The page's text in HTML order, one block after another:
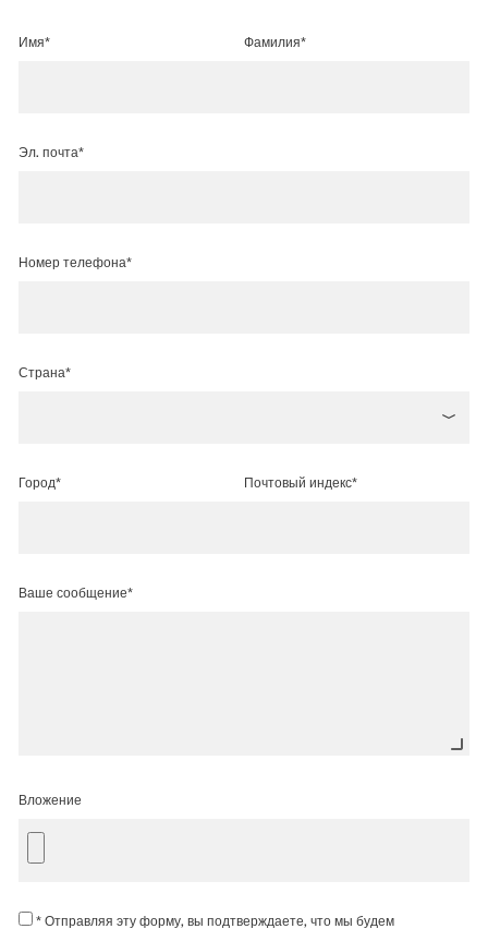
Имя* Фамилия*
Эл. почта*
Номер телефона*
Страна*
Город* Почтовый индекс*
Ваше сообщение*
Вложение
* Отправляя эту форму, вы подтверждаете, что мы будем